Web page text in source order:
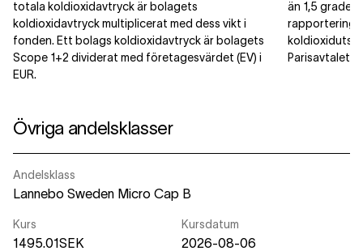
totala koldioxidavtryck är bolagets
koldioxidavtryck multiplicerat med dess vikt i
fonden. Ett bolags koldioxidavtryck är bolagets
Scope 1+2 dividerat med företagesvärdet (EV) i
EUR.
än 1,5 grader
Parisavtalet.
Övriga andelsklasser
Andelsklass
Lannebo Sweden Micro Cap B
Kurs
1495.01SEK
Kursdatum
2026-08-06